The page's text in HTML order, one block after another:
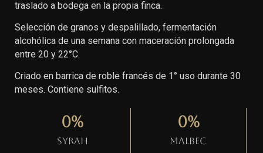
traslado a bodega en la propia finca.
Selección de granos y despalillado, fermentación
alcohólica de una semana con maceración prolongada
entre 20 y 22°C.
Criado en barrica de roble francés de 1° uso durante 30
meses. Contiene sulfitos.
Syrah
0%
Malbec
0%